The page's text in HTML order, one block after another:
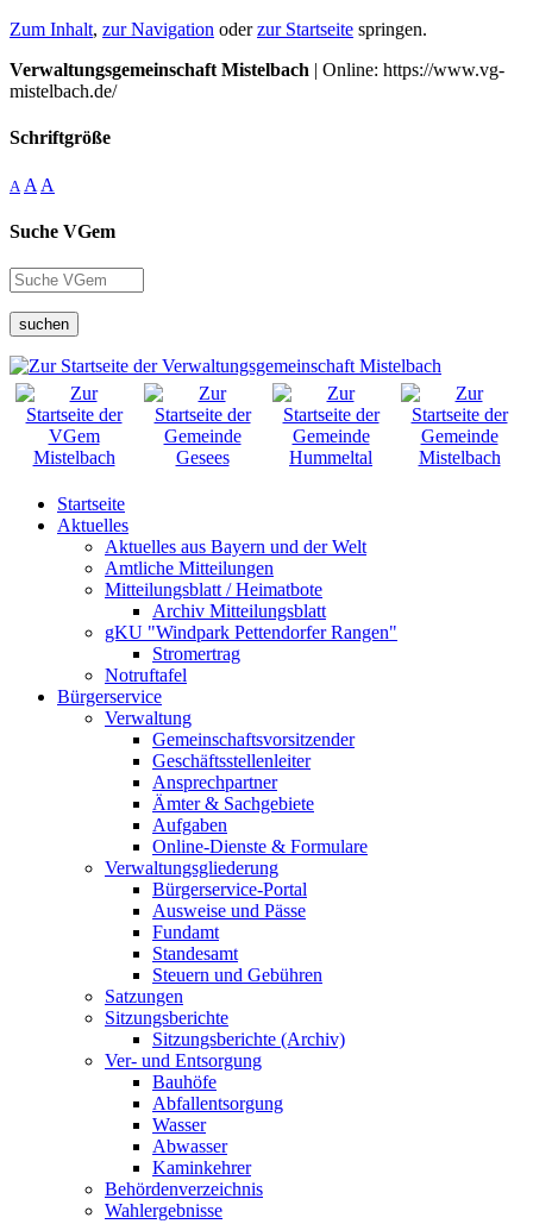
Zum Inhalt, zur Navigation oderzur Startseite springen.
Verwaltungsgemeinschaft Mistelbach | Online: https://www.vg-
mistelbach.de/
Schriftgröße
A A A
Suche VGem
suchen
Startseite
Aktuelles
Aktuelles aus Bayern und der Welt
Amtliche Mitteilungen
Mitteilungsblatt / Heimatbote
Archiv Mitteilungsblatt
gKU "Windpark Pettendorfer Rangen"
Stromertrag
Notruftafel
Bürgerservice
Verwaltung
Gemeinschaftsvorsitzender
Geschäftsstellenleiter
Ansprechpartner
Ämter & Sachgebiete
Aufgaben
Online-Dienste & Formulare
Verwaltungsgliederung
Bürgerservice-Portal
Ausweise und Pässe
Fundamt
Standesamt
Steuern und Gebühren
Satzungen
Sitzungsberichte
Sitzungsberichte (Archiv)
Ver- und Entsorgung
Bauhöfe
Abfallentsorgung
Wasser
Abwasser
Kaminkehrer
Behördenverzeichnis
Wahlergebnisse